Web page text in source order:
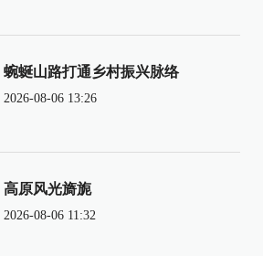
蜿蜒山路打通乡村振兴脉络
2026-08-06 13:26
高原风光旖旎
2026-08-06 11:32